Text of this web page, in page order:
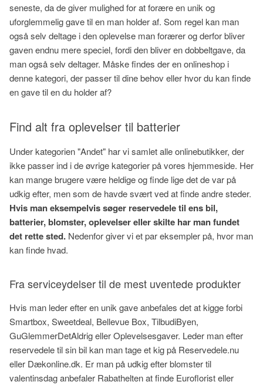
seneste, da de giver mulighed for at forære en unik og
uforglemmelig gave til en man holder af. Som regel kan man
også selv deltage i den oplevelse man forærer og derfor bliver
gaven endnu mere speciel, fordi den bliver en dobbeltgave, da
man også selv deltager. Måske findes der en onlineshop i
denne kategori, der passer til dine behov eller hvor du kan finde
en gave til en du holder af?
Find alt fra oplevelser til batterier
Under kategorien "Andet" har vi samlet alle onlinebutikker, der
ikke passer ind i de øvrige kategorier på vores hjemmeside. Her
kan mange brugere være heldige og finde lige det de var på
udkig efter, men som de havde svært ved at finde andre steder.
Hvis man eksempelvis søger reservedele til ens bil,
batterier, blomster, oplevelser eller skilte har man fundet
det rette sted. Nedenfor giver vi et par eksempler på, hvor man
kan finde hvad.
Fra serviceydelser til de mest uventede produkter
Hvis man leder efter en unik gave anbefales det at kigge forbi
Smartbox, Sweetdeal, Bellevue Box, TilbudiByen,
GuGlemmerDetAldrig eller Oplevelsesgaver. Leder man efter
reservedele til sin bil kan man tage et kig på Reservedele.nu
eller Dækonline.dk. Er man på udkig efter blomster til
valentinsdag anbefaler Rabathelten at finde Euroflorist eller